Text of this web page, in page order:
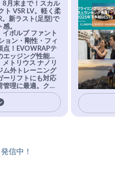
月末まで！スカル
ト VSR LV。軽く柔
。新ラスト(足型)で
。
ボルブ ファント
ョン・剛性・フィ
点！EVOWRAPテ
エッジング性能を
ーEvo-74はTRAX
で極小ホールドに
トリウス ナノリ
ム外トレーニング
ーリフトにも対応
管理に最適。クラ
で鍛えるギア。
信中！